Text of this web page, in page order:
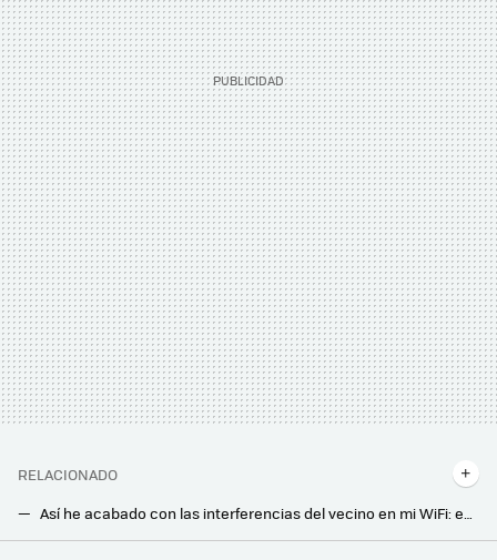
RELACIONADO
Así he acabado con las interferencias del vecino en mi WiFi: esto es lo que he cambiado en el router